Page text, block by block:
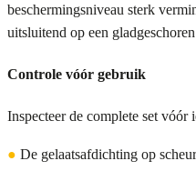
beschermingsniveau sterk
uitsluitend op een
Controle vóór gebruik
Inspecteer de complete set
● De gelaatsafdichting op